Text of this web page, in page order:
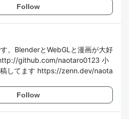
Follow
。BlenderとWebGLと漫画が大好
github.com/naotaro0123 小
してます https://zenn.dev/naota
Follow